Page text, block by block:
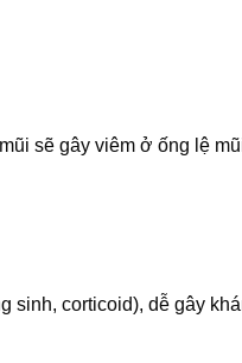
sẽ gây viêm ở ống lệ
sinh, corticoid), dễ gây